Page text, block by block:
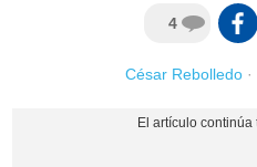
4
César Rebolledo·